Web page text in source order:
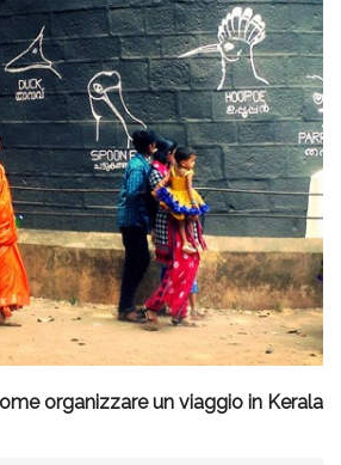
organizzare un viaggio in Kerala